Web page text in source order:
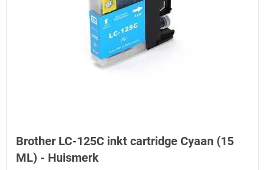
Brother LC-125C inkt cartridge Cyaan (15
ML) - Huismerk